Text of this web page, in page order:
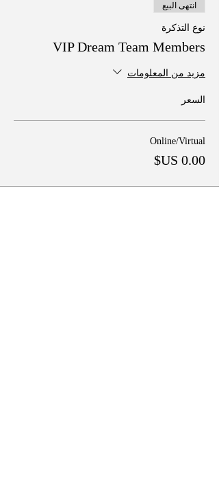
انتهى البيع
نوع التذكرة
VIP Dream Team Members
مزيد من المعلومات
السعر
Online/Virtual